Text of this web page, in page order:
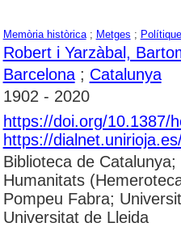
Memòria històrica; Metges ;
Robert i Yarzàbal,
Barcelona; Catalunya
1902 - 2020
https://doi.org/10.1387/
https://
Biblioteca de
Humanitats
Pompeu Fabra;
Universitat de Lleida